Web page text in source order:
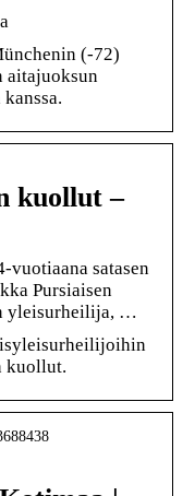
(-72)
aitajuoksun
kuollut –
satasen
Pursiaisen
yleisurheilija, …
kuollut.